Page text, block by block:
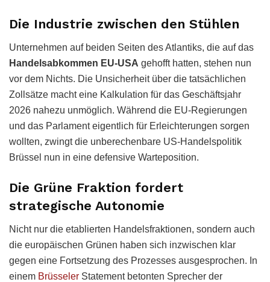
Die Industrie zwischen den Stühlen
Unternehmen auf beiden Seiten des Atlantiks, die auf das
Handelsabkommen EU-USA gehofft hatten, stehen nun
vor dem Nichts. Die Unsicherheit über die tatsächlichen
Zollsätze macht eine Kalkulation für das Geschäftsjahr
2026 nahezu unmöglich. Während die EU-Regierungen
und das Parlament eigentlich für Erleichterungen sorgen
wollten, zwingt die unberechenbare US-Handelspolitik
Brüssel nun in eine defensive Warteposition.
Die Grüne Fraktion fordert
strategische Autonomie
Nicht nur die etablierten Handelsfraktionen, sondern auch
die europäischen Grünen haben sich inzwischen klar
gegen eine Fortsetzung des Prozesses ausgesprochen. In
einem Brüsseler Statement betonten Sprecher der